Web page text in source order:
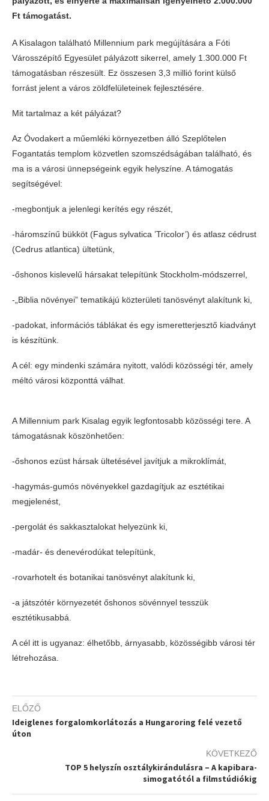
Ft támogatást.
A Kisalagon található Millennium park megújítására a Fóti
Városszépítő Egyesület pályázott sikerrel, amely 1.300.000 Ft
támogatásban részesült. Ez összesen 3,3 millió forint külső
forrást jelent a város zöldfelületeinek fejlesztésére.
Mit tartalmaz a két pályázat?
Az Óvodakert a műemléki környezetben álló Szeplőtelen
Fogantatás templom közvetlen szomszédságában található, és
ma is a városi ünnepségeink egyik helyszíne. A támogatás
segítségével:
-megbontjuk a jelenlegi kerítés egy részét,
-háromszínű bükköt (Fagus sylvatica ’Tricolor’) és atlasz cédrust
(Cedrus atlantica) ültetünk,
-őshonos kislevelű hársakat telepítünk Stockholm-módszerrel,
-„Biblia növényei” tematikájú közterületi tanösvényt alakítunk ki,
-padokat, információs táblákat és egy ismeretterjesztő kiadványt
is készítünk.
A cél: egy mindenki számára nyitott, valódi közösségi tér, amely
méltó városi központtá válhat.
A Millennium park Kisalag egyik legfontosabb közösségi tere. A
támogatásnak köszönhetően:
-őshonos ezüst hársak ültetésével javítjuk a mikroklímát,
-hagymás-gumós növényekkel gazdagítjuk az esztétikai
megjelenést,
-pergolát és sakkasztalokat helyezünk ki,
-madár- és denevérodúkat telepítünk,
-rovarhotelt és botanikai tanösvényt alakítunk ki,
-a játszótér környezetét őshonos sövénnyel tesszük
esztétikusabbá.
A cél itt is ugyanaz: élhetőbb, árnyasabb, közösségibb városi tér
létrehozása.
ELŐZŐ
Ideiglenes forgalomkorlátozás a Hungaroring felé vezető
úton
KÖVETKEZŐ
TOP 5 helyszín osztálykirándulásra – A kapibara-
simogatótól a filmstúdiókig